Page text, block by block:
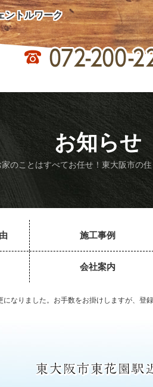
ントルワーク
お知らせ
家のことはすべてお任せ！東大阪市の
施工事例
会社案内
なりました。お手数をお掛けしますが、登